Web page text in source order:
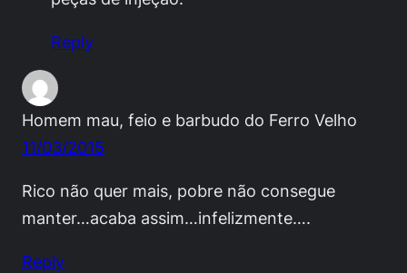
Reply
Homem mau, feio e barbudo do Ferro Velho
11/03/2015
Rico não quer mais, pobre não consegue
manter…acaba assim…infelizmente….
Reply